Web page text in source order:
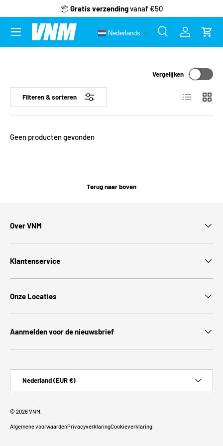
Ga naar inhoud
📦 Gratis verzendingvanaf €50
Zoeken
ZoekenInloggen
Nederlands
Menu
Filteren & sorteren
Vergelijken
Lijst Raster
Geen producten gevonden
Terug naar boven
Over VNM
Klantenservice
Onze Locaties
Aanmelden voor de nieuwsbrief
Nederland (EUR €)
© 2026VNM
Algemene voorwaardenPrivacyverklaringCookieverklaring